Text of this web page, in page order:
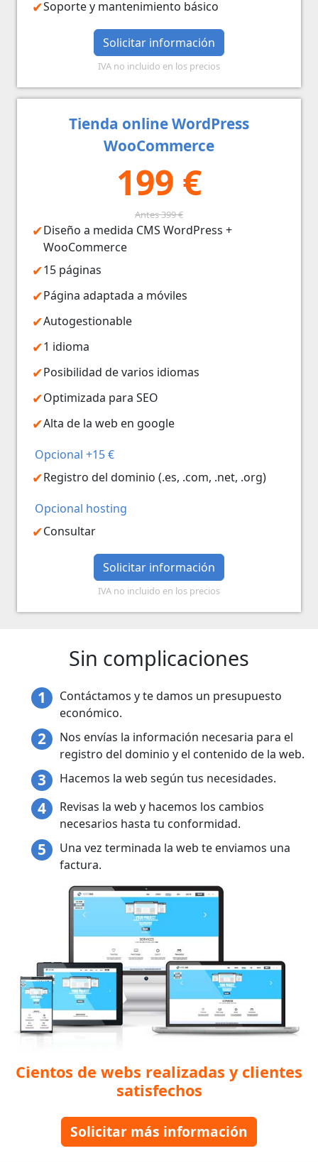
Soporte y mantenimiento básico
Solicitar información
IVA no incluido en los precios
Tienda online WordPress
WooCommerce
199 €
Antes 399 €
Diseño a medida CMS WordPress +
WooCommerce
15 páginas
Página adaptada a móviles
Autogestionable
1 idioma
Posibilidad de varios idiomas
Optimizada para SEO
Alta de la web en google
Opcional +15 €
Registro del dominio (.es, .com, .net, .org)
Opcional hosting
Consultar
Solicitar información
IVA no incluido en los precios
Sin complicaciones
Contáctamos y te damos un presupuesto
económico.
Nos envías la información necesaria para el
registro del dominio y el contenido de la web.
Hacemos la web según tus necesidades.
Revisas la web y hacemos los cambios
necesarios hasta tu conformidad.
Una vez terminada la web te enviamos una
factura.
Cientos de webs realizadas y clientes
satisfechos
Solicitar más información